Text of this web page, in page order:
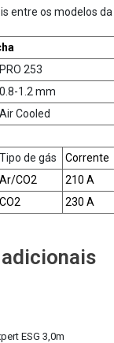
entre os modelos da
PRO 253
0.8-1.2 mm
Air Cooled
Tipo de gás
Corrente
Ar/CO2 210 A
CO2 230 A
ESG 3,0m